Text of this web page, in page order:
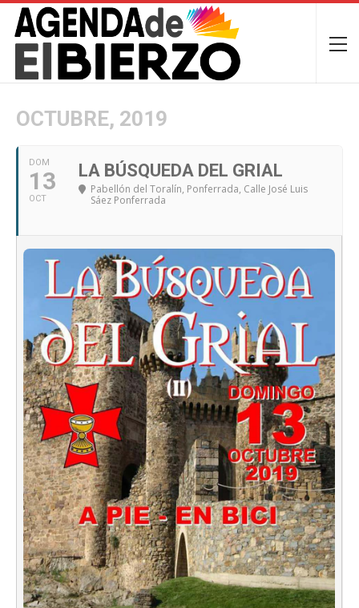
OCTUBRE, 2019
DOM
13
OCT
LA BÚSQUEDA DEL GRIAL
Pabellón del Toralín, Ponferrada, Calle José Luis
Sáez Ponferrada